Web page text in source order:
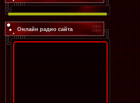
Онлайн радио сайта